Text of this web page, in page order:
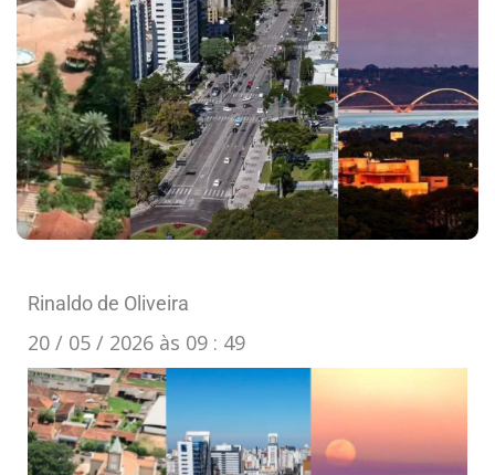
Rinaldo de Oliveira
20 / 05 / 2026 às 09 : 49